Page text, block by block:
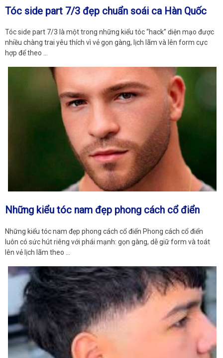
Tóc side part 7/3 đẹp chuẩn soái ca Hàn Quốc
Tóc side part 7/3 là một trong những kiểu tóc “hack” diện mạo được
nhiều chàng trai yêu thích vì vẻ gọn gàng, lịch lãm và lên form cực
hợp để theo …
Những kiểu tóc nam đẹp phong cách cổ điển
Những kiểu tóc nam đẹp phong cách cổ điển Phong cách cổ điển
luôn có sức hút riêng với phái mạnh: gọn gàng, dễ giữ form và toát
lên vẻ lịch lãm theo …